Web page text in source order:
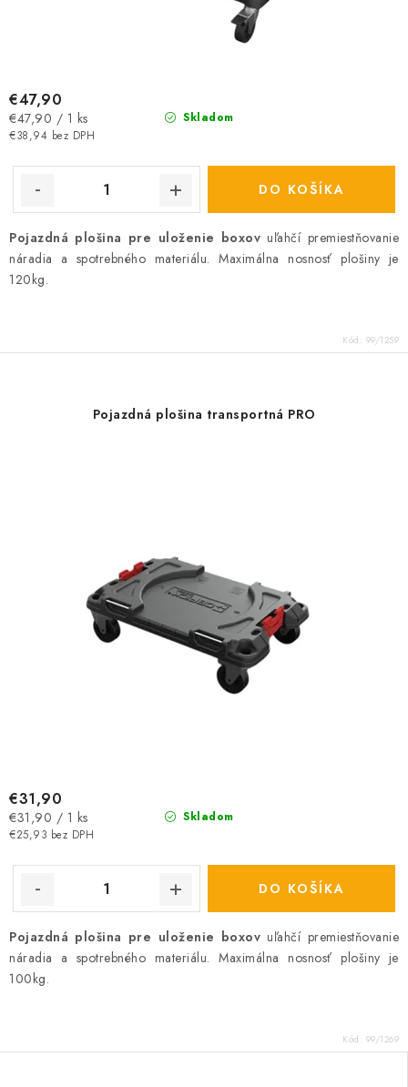
Skladom
€38,94 bez DPH
€47,90
Jednotková
cena:
€47,90 / 1 ks
DO KOŠÍKA
Pojazdná plošina pre uloženie boxov uľahčí premiestňovanie
náradia a spotrebného materiálu. Maximálna nosnosť plošiny je
120kg.
Kód: 99/1259
Pojazdná plošina transportná PRO
Skladom
€25,93 bez DPH
€31,90
Jednotková
cena:
€31,90 / 1 ks
DO KOŠÍKA
Pojazdná plošina pre uloženie boxov uľahčí premiestňovanie
náradia a spotrebného materiálu. Maximálna nosnosť plošiny je
100kg.
Kód: 99/1269